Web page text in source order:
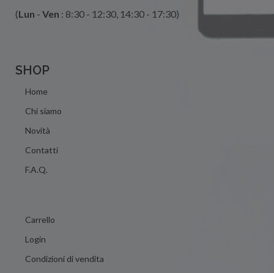
(Lun - Ven : 8:30 - 12:30, 14:30 - 17:30)
SHOP
Home
Chi siamo
Novità
Contatti
F.A.Q.
Carrello
Login
Condizioni di vendita